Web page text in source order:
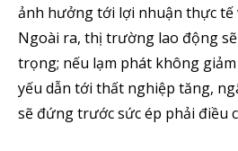
Fans Followers
ảnh hưởng tới lợi nhuận thực tế
Ngoài ra, thị trường lao động
trọng; nếu lạm phát không
yếu dẫn tới thất nghiệp tăng,
sẽ đứng trước sức ép phải điều